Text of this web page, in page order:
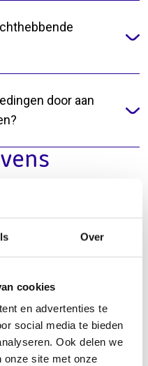
Over
cookies
en advertenties te
social media te bieden
Ook delen we
onze site met onze
door aan
artiestennaam?